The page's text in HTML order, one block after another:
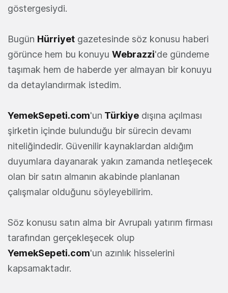
göstergesiydi.
Bugün Hürriyet gazetesinde söz konusu haberi
görünce hem bu konuyu Webrazzi'de gündeme
taşımak hem de haberde yer almayan bir konuyu
da detaylandırmak istedim.
YemekSepeti.com'un Türkiye dışına açılması
şirketin içinde bulunduğu bir sürecin devamı
niteliğindedir. Güvenilir kaynaklardan aldığım
duyumlara dayanarak yakın zamanda netleşecek
olan bir satın almanın akabinde planlanan
çalışmalar olduğunu söyleyebilirim.
Söz konusu satın alma bir Avrupalı yatırım firması
tarafından gerçekleşecek olup
YemekSepeti.com'un azınlık hisselerini
kapsamaktadır.